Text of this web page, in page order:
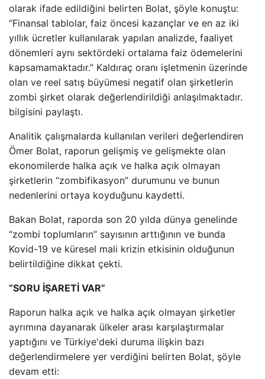
olarak ifade edildiğini belirten Bolat, şöyle konuştu:
“Finansal tablolar, faiz öncesi kazançlar ve en az iki
yıllık ücretler kullanılarak yapılan analizde, faaliyet
dönemleri aynı sektördeki ortalama faiz ödemelerini
kapsamamaktadır.” Kaldıraç oranı işletmenin üzerinde
olan ve reel satış büyümesi negatif olan şirketlerin
zombi şirket olarak değerlendirildiği anlaşılmaktadır.
bilgisini paylaştı.
Analitik çalışmalarda kullanılan verileri değerlendiren
Ömer Bolat, raporun gelişmiş ve gelişmekte olan
ekonomilerde halka açık ve halka açık olmayan
şirketlerin “zombifikasyon” durumunu ve bunun
nedenlerini ortaya koyduğunu kaydetti.
Bakan Bolat, raporda son 20 yılda dünya genelinde
“zombi toplumların” sayısının arttığının ve bunda
Kovid-19 ve küresel mali krizin etkisinin olduğunun
belirtildiğine dikkat çekti.
“SORU İŞARETİ VAR”
Raporun halka açık ve halka açık olmayan şirketler
ayrımına dayanarak ülkeler arası karşılaştırmalar
yaptığını ve Türkiye'deki duruma ilişkin bazı
değerlendirmelere yer verdiğini belirten Bolat, şöyle
devam etti: